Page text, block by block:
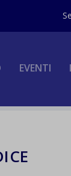
EVENTI